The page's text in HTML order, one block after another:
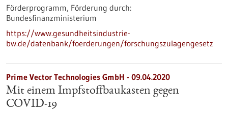
Förderprogramm, Förderung durch:
Bundesfinanzministerium
https://www.gesundheitsindustrie-
bw.de/datenbank/foerderungen/forschungszulagengesetz
Prime Vector Technologies GmbH - 09.04.2020
Mit einem Impfstoffbaukasten gegen
COVID-19